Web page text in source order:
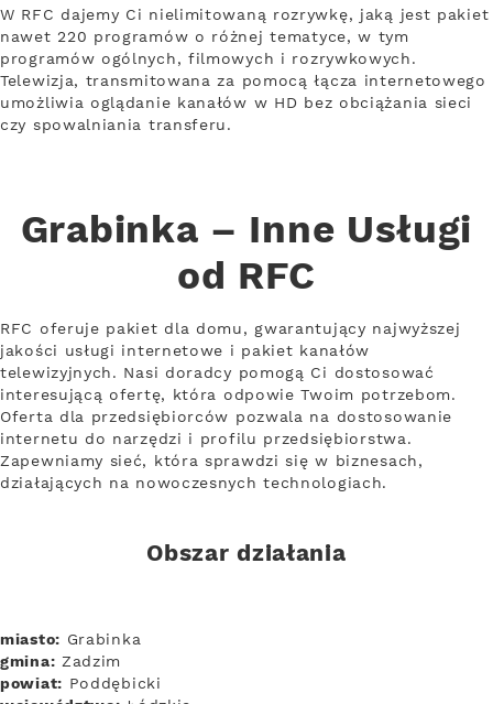
W RFC dajemy Ci nielimitowaną rozrywkę, jaką jest pakiet
nawet 220 programów o różnej tematyce, w tym
programów ogólnych, filmowych i rozrywkowych.
Telewizja, transmitowana za pomocą łącza internetowego
umożliwia oglądanie kanałów w HD bez obciążania sieci
czy spowalniania transferu.
Grabinka – Inne Usługi
od RFC
RFC oferuje pakiet dla domu, gwarantujący najwyższej
jakości usługi internetowe i pakiet kanałów
telewizyjnych. Nasi doradcy pomogą Ci dostosować
interesującą ofertę, która odpowie Twoim potrzebom.
Oferta dla przedsiębiorców pozwala na dostosowanie
internetu do narzędzi i profilu przedsiębiorstwa.
Zapewniamy sieć, która sprawdzi się w biznesach,
działających na nowoczesnych technologiach.
Obszar działania
miasto: Grabinka
gmina: Zadzim
powiat: Poddębicki